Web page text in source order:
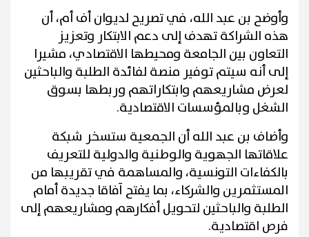
وأوضح بن عبد الله، في تصريح لديوان أف أم، أن
هذه الشراكة تهدف إلى دعم الابتكار وتعزيز
التعاون بين الجامعة ومحيطها الاقتصادي، مشيرا
إلى أنه سيتم توفير منصة لفائدة الطلبة والباحثين
لعرض مشاريعهم وابتكاراتهم وربطها بسوق
الشغل وبالمؤسسات الاقتصادية.
وأضاف بن عبد الله أن الجمعية ستسخر شبكة
علاقاتها الجهوية والوطنية والدولية للتعريف
بالكفاءات التونسية، والمساهمة في تقريبها من
المستثمرين والشركاء، بما يفتح آفاقا جديدة أمام
الطلبة والباحثين لتحويل أفكارهم ومشاريعهم إلى
فرص اقتصادية.